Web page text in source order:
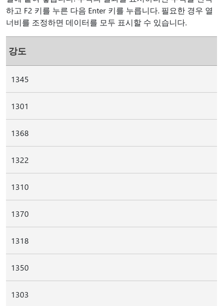
하고 F2 키를 누른 다음 Enter 키를 누릅니다. 필요한 경우 열
너비를 조정하면 데이터를 모두 표시할 수 있습니다.
강도
1345
1301
1368
1322
1310
1370
1318
1350
1303